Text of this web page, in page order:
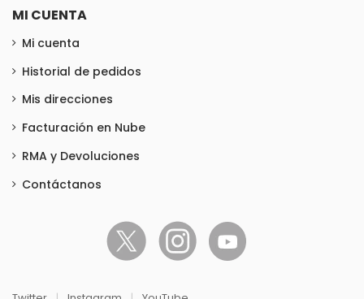
MI CUENTA
Mi cuenta
Historial de pedidos
Mis direcciones
Facturación en Nube
RMA y Devoluciones
Contáctanos